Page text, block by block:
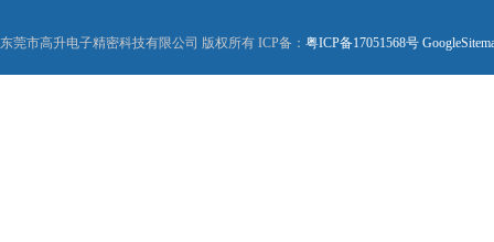
东莞市高升电子精密科技有限公司 版权所有 ICP备： 粤ICP备17051568号